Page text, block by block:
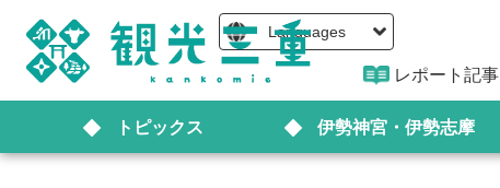
Languages
レポート記事
トピックス 伊勢神宮・伊勢志摩